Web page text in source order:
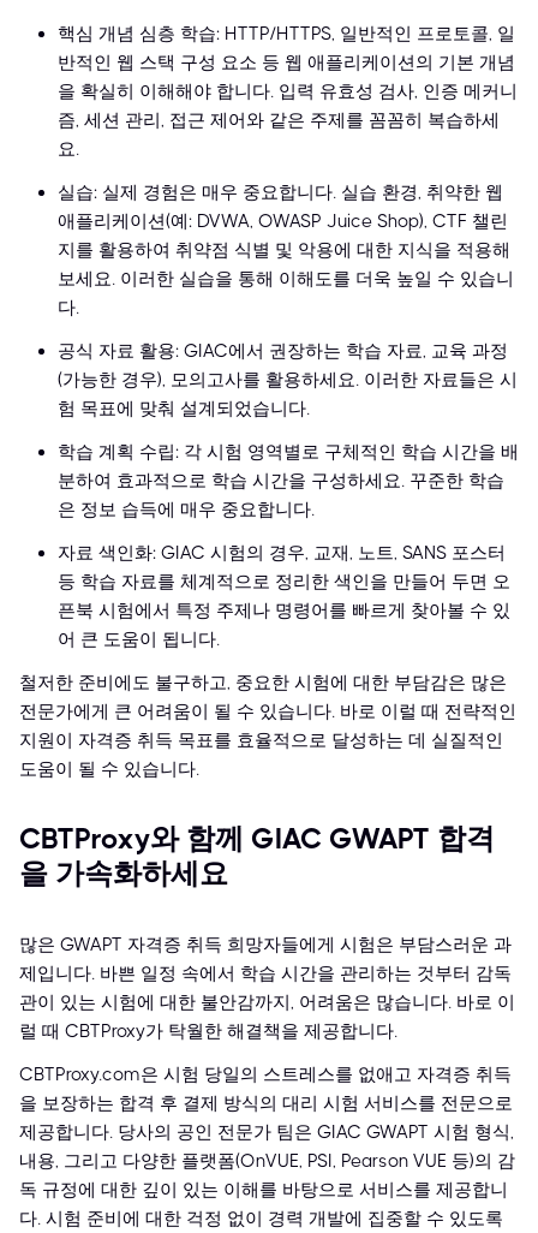
핵심 개념 심층 학습: HTTP/HTTPS, 일반적인 프로토콜, 일
반적인 웹 스택 구성 요소 등 웹 애플리케이션의 기본 개념
을 확실히 이해해야 합니다. 입력 유효성 검사, 인증 메커니
즘, 세션 관리, 접근 제어와 같은 주제를 꼼꼼히 복습하세
요.
실습: 실제 경험은 매우 중요합니다. 실습 환경, 취약한 웹
애플리케이션(예: DVWA, OWASP Juice Shop), CTF 챌린
지를 활용하여 취약점 식별 및 악용에 대한 지식을 적용해
보세요. 이러한 실습을 통해 이해도를 더욱 높일 수 있습니
다.
공식 자료 활용: GIAC에서 권장하는 학습 자료, 교육 과정
(가능한 경우), 모의고사를 활용하세요. 이러한 자료들은 시
험 목표에 맞춰 설계되었습니다.
학습 계획 수립: 각 시험 영역별로 구체적인 학습 시간을 배
분하여 효과적으로 학습 시간을 구성하세요. 꾸준한 학습
은 정보 습득에 매우 중요합니다.
자료 색인화: GIAC 시험의 경우, 교재, 노트, SANS 포스터
등 학습 자료를 체계적으로 정리한 색인을 만들어 두면 오
픈북 시험에서 특정 주제나 명령어를 빠르게 찾아볼 수 있
어 큰 도움이 됩니다.
철저한 준비에도 불구하고, 중요한 시험에 대한 부담감은 많은
전문가에게 큰 어려움이 될 수 있습니다. 바로 이럴 때 전략적인
지원이 자격증 취득 목표를 효율적으로 달성하는 데 실질적인
도움이 될 수 있습니다.
CBTProxy와 함께 GIAC GWAPT 합격
을 가속화하세요
많은 GWAPT 자격증 취득 희망자들에게 시험은 부담스러운 과
제입니다. 바쁜 일정 속에서 학습 시간을 관리하는 것부터 감독
관이 있는 시험에 대한 불안감까지, 어려움은 많습니다. 바로 이
럴 때 CBTProxy가 탁월한 해결책을 제공합니다.
CBTProxy.com은 시험 당일의 스트레스를 없애고 자격증 취득
을 보장하는 합격 후 결제 방식의 대리 시험 서비스를 전문으로
제공합니다. 당사의 공인 전문가 팀은 GIAC GWAPT 시험 형식,
내용, 그리고 다양한 플랫폼(OnVUE, PSI, Pearson VUE 등)의 감
독 규정에 대한 깊이 있는 이해를 바탕으로 서비스를 제공합니
다. 시험 준비에 대한 걱정 없이 경력 개발에 집중할 수 있도록